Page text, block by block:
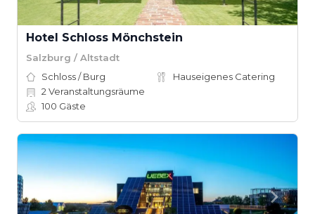
Hotel Schloss Mönchstein
Salzburg / Altstadt
Schloss / Burg
Hauseigenes Catering
2 Veranstaltungsräume
100 Gäste